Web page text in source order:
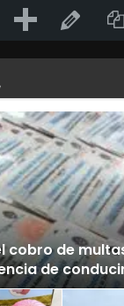
cobro de
de
Personalizar
moderación
Añadir